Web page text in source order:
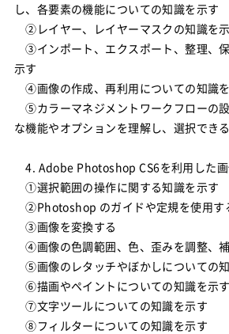
し、各要素の機能についての知識を示す
②レイヤー、レイヤーマスクの知識を
③インポート、エクスポート、整理、
示す
④画像の作成、再利用についての知識
⑤カラーマネジメントワークフローの
な機能やオプションを理解し、選択でき
4. Adobe Photoshop CS6を利用した
①選択範囲の操作に関する知識を示す
②Photoshop のガイドや定規を使用す
③画像を変換する
④画像の色調範囲、色、歪みを調整、
⑤画像のレタッチやぼかしについての
⑥描画やペイントについての知識を示す
⑦文字ツールについての知識を示す
⑧フィルターについての知識を示す